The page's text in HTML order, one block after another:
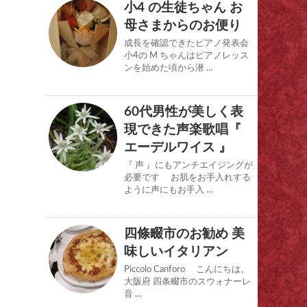
小4 の生徒ちゃん お
母さまからのお便り
成長を確認できたピアノ発表会
小4の M ちゃんはピアノレッス
ンを始めた頃から潜 …
60代男性が美しく表
現できた声楽歌唱『
エーデルワイス 』
『 声 』にもアンチエイジングが
必要です お肌をお手入れする
ように声にもお手入 …
四條畷市のお勧め 美
味しいイタリアン
Piccolo Canforo こんにちは。
大阪府 四条畷市のスウォナーレ
音 …